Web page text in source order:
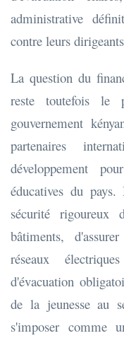
administrative
contre leurs
La question du
reste toutefois le
gouvernement
partenaires
développement
éducatives du
sécurité rigoureux
bâtiments,
réseaux
d'évacuation
de la jeunesse au
s'imposer comme